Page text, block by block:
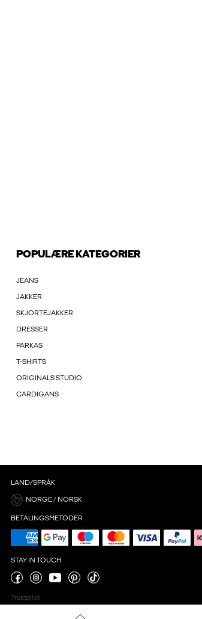
POPULÆRE KATEGORIER
JEANS
JAKKER
SKJORTEJAKKER
DRESSER
PARKAS
T-SHIRTS
ORIGINALS STUDIO
CARDIGANS
LAND/SPRÅK
NORGE / NORSK
BETALINGSMETODER
STAY IN TOUCH
Trustpilot